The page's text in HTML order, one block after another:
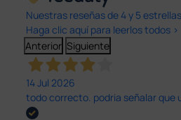
Nuestras reseñas de 4 y 5 estrellas.
Haga clic aquí para leerlos todos >
Anterior Siguiente
14 Jul 2026
todo correcto. podria señalar que